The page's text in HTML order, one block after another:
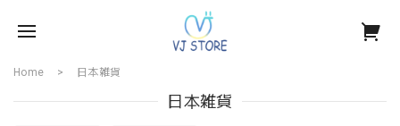
Home 日本雑貨
日本雑貨